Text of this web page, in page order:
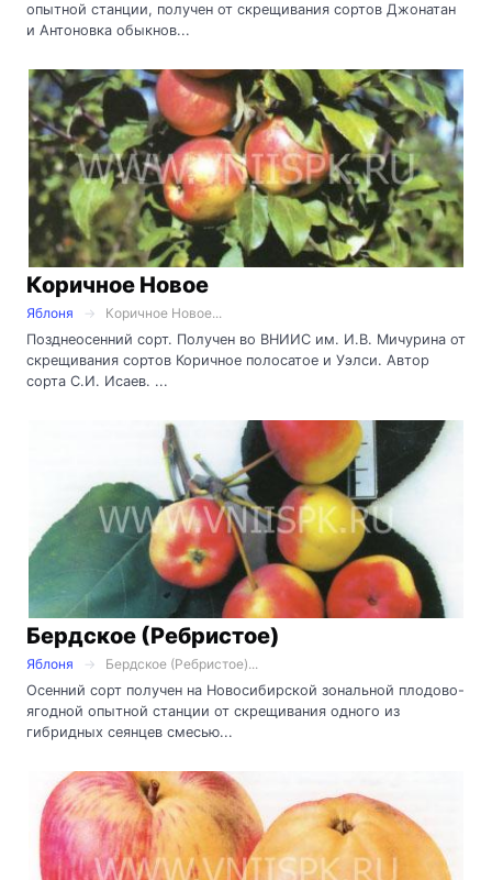
опытной станции, получен от скрещивания сортов Джонатан
и Антоновка обыкнов...
Коричное Новое
Яблоня
Коричное Новое...
Позднеосенний сорт. Получен во ВНИИС им. И.В. Мичурина от
скрещивания сортов Коричное полосатое и Уэлси. Автор
сорта С.И. Исаев. ...
Бердское (Ребристое)
Яблоня
Бердское (Ребристое)...
Осенний сорт получен на Новосибирской зональной плодово-
ягодной опытной станции от скрещивания одного из
гибридных сеянцев смесью...